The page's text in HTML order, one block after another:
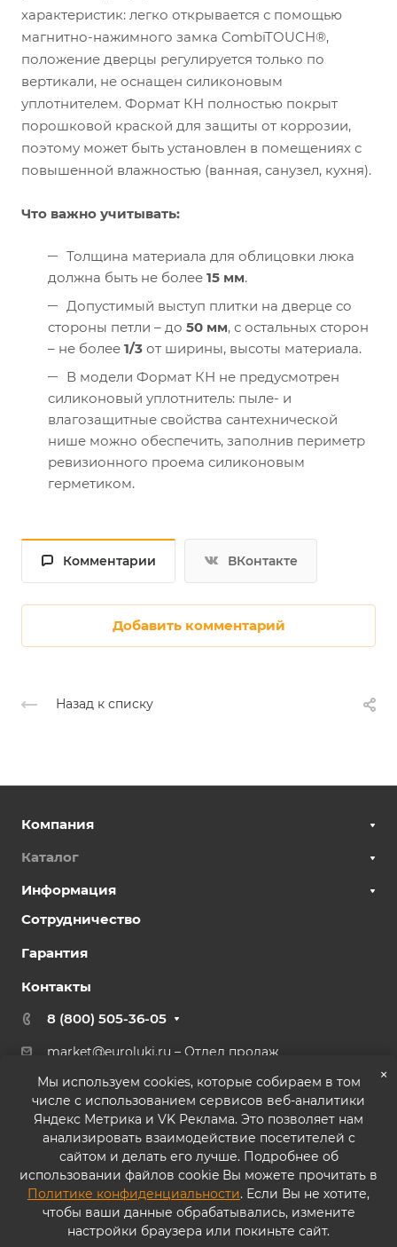
характеристик: легко открывается с помощью
магнитно-нажимного замка CombiTOUCH®,
положение дверцы регулируется только по
вертикали, не оснащен силиконовым
уплотнителем. Формат КН полностью покрыт
порошковой краской для защиты от коррозии,
поэтому может быть установлен в помещениях с
повышенной влажностью (ванная, санузел, кухня).
Что важно учитывать:
Толщина материала для облицовки люка
должна быть не более 15 мм.
Допустимый выступ плитки на дверце со
стороны петли – до 50 мм, с остальных сторон
– не более 1/3 от ширины, высоты материала.
В модели Формат КН не предусмотрен
силиконовый уплотнитель: пыле- и
влагозащитные свойства сантехнической
нише можно обеспечить, заполнив периметр
ревизионного проема силиконовым
герметиком.
Комментарии ВКонтакте
Добавить комментарий
Назад к списку
Компания
Каталог
Информация
Сотрудничество
Гарантия
Контакты
8 (800) 505-36-05
market@euroluki.ru – Отдел продаж
г. Москва, ул. Генерала Белова, 43 к2, офис 27
© 2026 ООО «ППК «Практика». Все права защищены
Согласие на обработку персональных данных
×
Мы используем cookies, которые собираем в том
числе с использованием сервисов веб-аналитики
Яндекс Метрика и VK Реклама. Это позволяет нам
анализировать взаимодействие посетителей с
сайтом и делать его лучше. Подробнее об
использовании файлов cookie Вы можете прочитать в
Политике конфиденциальности. Если Вы не хотите,
чтобы ваши данные обрабатывались, измените
настройки браузера или покиньте сайт.